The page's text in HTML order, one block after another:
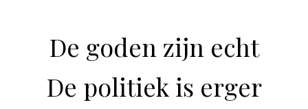
De goden zijn echt
De politiek is erger